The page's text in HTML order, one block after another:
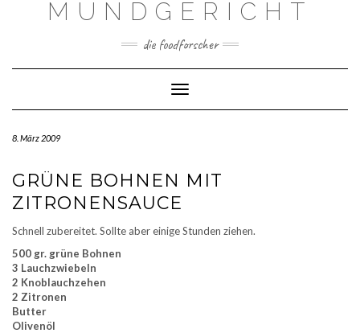
MUNDGERICHT
die foodforscher
Toggle Navigation
8. März 2009
GRÜNE BOHNEN MIT
ZITRONENSAUCE
Schnell zubereitet. Sollte aber einige Stunden ziehen.
500 gr. grüne Bohnen
3 Lauchzwiebeln
2 Knoblauchzehen
2 Zitronen
Butter
Olivenöl